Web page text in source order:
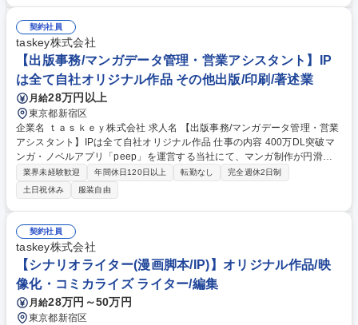
ー等）との価格、納期、供給枠の折衝 ・工場資材実務担当者との各種連
携・協業 ・新規サプライヤー開拓、および信用状況の管理 ・取引基本契
約書の締結推進、および付随する法務・リスク管理業務 等 募集職種 【東
京】グローバル調達スペシャリスト（購買担当) ◆WEB面接可
契約社員
taskey株式会社
【出版事務/マンガデータ管理・営業アシスタント】IP
は全て自社オリジナル作品 その他出版/印刷/著述業
月給28万円以上
東京都新宿区
企業名 ｔａｓｋｅｙ株式会社 求人名 【出版事務/マンガデータ管理・営業
アシスタント】IPは全て自社オリジナル作品 仕事の内容 400万DL突破マ
ンガ・ノベルアプリ「peep」を運営する当社にて、マンガ制作が円滑に
進むよう進行管理や入稿対応、契約・請求業務など編集部の実務全般を担
います。 将来的にはアシスタントチームのマネジメントや業務改善もお任
せします。 【詳細】■マンガ制作のスケジュール管理、進行調整 ■写植・
校正・データ納品など入稿業務全般 ■漫画家・クリエイターの発掘、スカ
ウト対応 ■契約書締結の進行、請求・支払業務の対応 ■新規メンバーの教
育、シフト管理、配置調整 ■業務フロー改善、マニュアル整備ほか付随業
務 募集職種 【出版事務/マンガデータ管理・営業アシスタント】IPは全て
自社オリジナル作品
業界未経験歓迎 年間休日120日以上 転勤なし
完全週休2日制
土日祝休み
服装自由
契約社員
taskey株式会社
【シナリオライター(漫画脚本/IP)】オリジナル作品/映
像化・コミカライズ ライター/編集
月給28万円～50万円
東京都新宿区